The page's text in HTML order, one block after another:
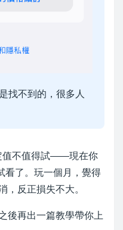
找不到的，很多人
值不值得試——現在你
看了。玩一個月，覺得
，反正損失不大。
後再出一篇教學帶你上